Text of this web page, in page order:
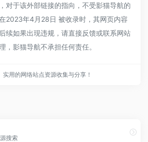
对于该外部链接的指向，不受影猫导航的
2023年4月28日 被收录时，其网页内容
续如果出现违规，请直接反馈或联系网站
，影猫导航不承担任何责任。
用的网络站点资源收集与分享！
搜索